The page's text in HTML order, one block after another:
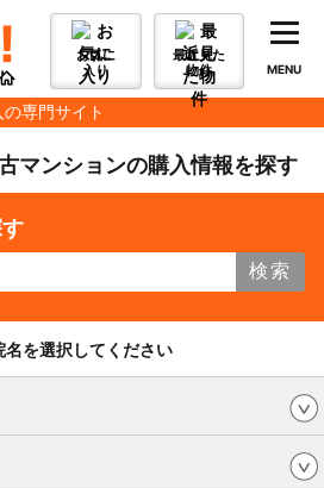
お気に
入り
最近見た
物件
MENU
専門サイト
マンションの購入情報を探す
検索
を選択してください